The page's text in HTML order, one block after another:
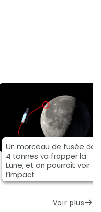
Un morceau de fusée de
4 tonnes va frapper la
Lune, et on pourrait voir
l’impact
Voir plus